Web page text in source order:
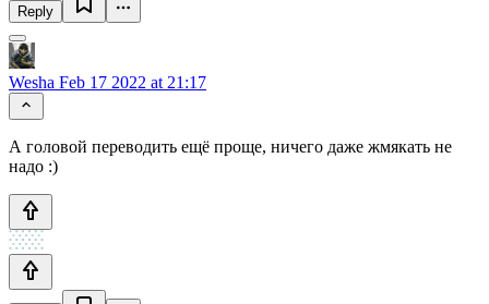
Reply
Wesha Feb 17 2022 at 21:17
А головой переводить ещё проще, ничего даже жмякать не
надо :)